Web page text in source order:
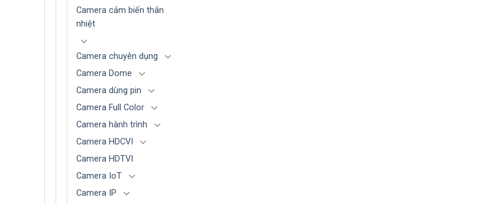
Camera cảm biến thân
nhiệt
Camera chuyên dụng
Camera Dome
Camera dùng pin
Camera Full Color
Camera hành trình
Camera HDCVI
Camera HDTVI
Camera IoT
Camera IP